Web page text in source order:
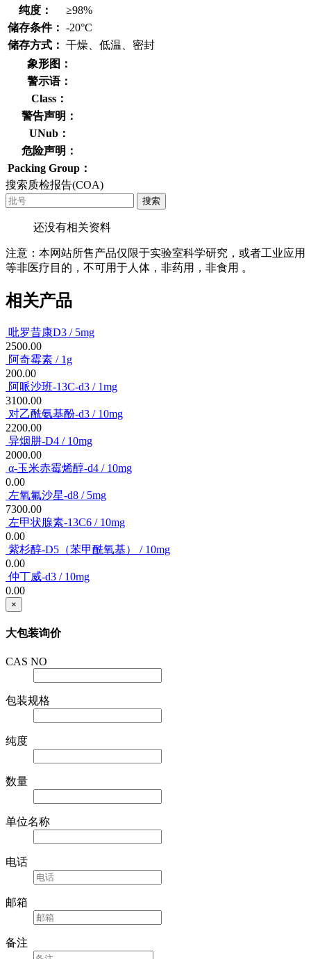
纯度：
≥98%
储存条件： -20°C
储存方式： 干燥、低温、密封
象形图：
警示语：
Class：
警告声明：
UNub：
危险声明：
Packing Group：
搜索质检报告(COA)
搜索
还没有相关资料
注意：本网站所售产品仅限于实验室科学研究，或者工业应用
等非医疗目的，不可用于人体，非药用，非食用 。
相关产品
吡罗昔康D3 / 5mg
2500.00
阿奇霉素 / 1g
200.00
阿哌沙班-13C-d3 / 1mg
3100.00
对乙酰氨基酚-d3 / 10mg
2200.00
异烟肼-D4 / 10mg
2000.00
α-玉米赤霉烯醇-d4 / 10mg
0.00
左氧氟沙星-d8 / 5mg
7300.00
左甲状腺素-13C6 / 10mg
0.00
紫杉醇-D5（苯甲酰氧基） / 10mg
0.00
仲丁威-d3 / 10mg
0.00
×
大包装询价
CAS NO
包装规格
纯度
数量
单位名称
电话
邮箱
备注